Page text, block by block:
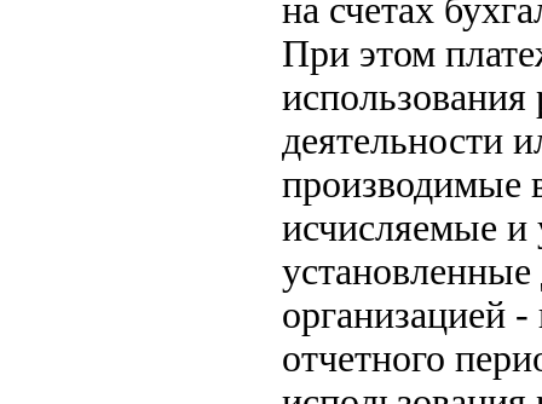
на счетах
При этом
использования
деятельности
производимые
исчисляемые и
организацией
отчетного